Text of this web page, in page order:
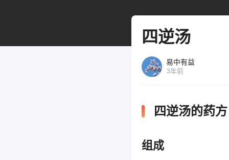
四逆汤
易中有益
3年前
四逆汤的药方
组成